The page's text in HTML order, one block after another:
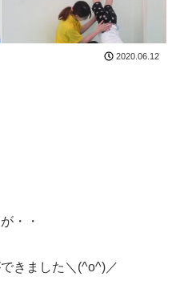
2020.06.12
・・
きました＼(^o^)／